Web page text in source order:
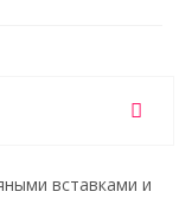
вставками и